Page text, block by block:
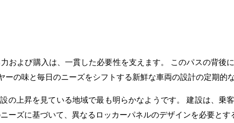
および購入は、一貫した必要性を支えます。 このパスの背後
の味と毎日のニーズをシフトする新鮮な車両の設計の定期的
上昇を見ている地域で最も明らかなようです。 建設は、乗
ーズに基づいて、異なるロッカーパネルのデザインを必要とす